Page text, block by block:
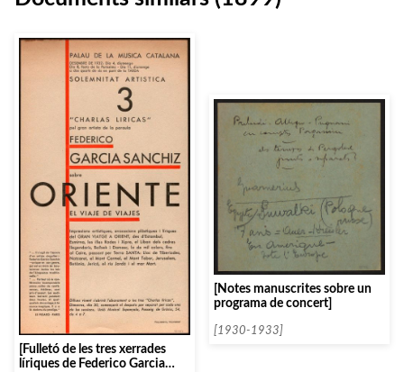
[Fulletó de les tres xerrades
líriques de Federico Garcia
[Notes manuscrites sobre un
programa de concert]
[1930-1933]